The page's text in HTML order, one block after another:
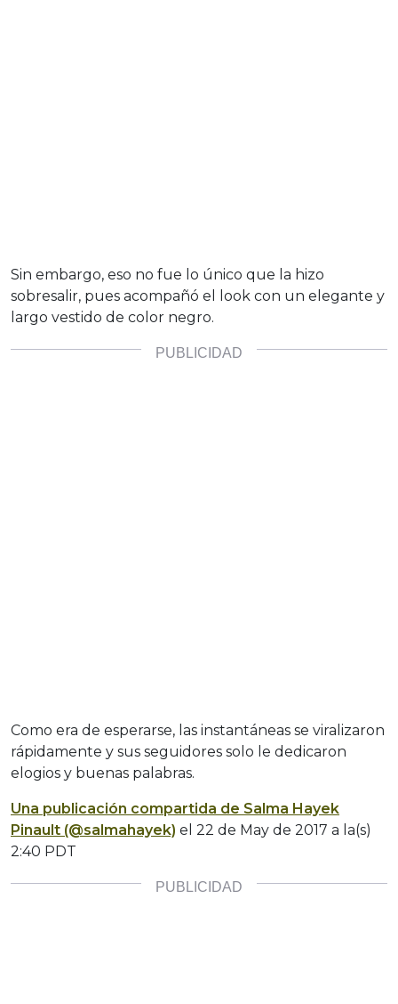
Sin embargo, eso no fue lo único que la hizo
sobresalir, pues acompañó el look con un elegante y
largo vestido de color negro.
Como era de esperarse, las instantáneas se viralizaron
rápidamente y sus seguidores solo le dedicaron
elogios y buenas palabras.
Una publicación compartida de Salma Hayek
Pinault (@salmahayek) el 22 de May de 2017 a la(s)
2:40 PDT